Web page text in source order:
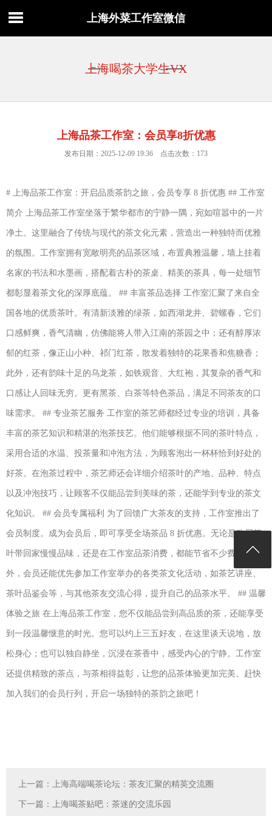
上海外菜工作室微信
上海喝茶大学生VX
上海品茶工作室：会员享8折优惠
发布日期：2025-12-09 19:36 点击次数：173
# 上海品茶工作室：开启品质茶韵之旅，会员专享 8 折优惠 ## 工作室
简介 上海品茶工作室坐落于繁华都市的宁静一隅，宛如喧嚣中的一片
净土。这里融合了传统与现代的茶文化元素，营造出一种独特而优雅
的氛围。工作室拥有宽敞明亮的品茶区域，布置典雅温馨，墙上挂着
名家的书法和水墨画，搭配着古朴的茶桌、精美的茶具，每一处细节
都彰显着茶文化的深厚底蕴。 ## 丰富茶品选择 工作室汇聚了来自全
国各地的优质茶叶。有清新淡雅的绿茶，如西湖龙井、碧螺春，它们
口感鲜爽，香气清幽，仿佛能将人带入江南的茶园之中；还有醇厚浓
郁的红茶，像正山小种、祁门红茶，散发着独特的花果香和焦糖香；
此外，还有韵味十足的乌龙茶，如铁观音、大红袍，其复杂的香气和
口感让人回味无穷。更有黑茶、白茶等特色茶品，满足不同茶友的口
味需求。 ## 专业茶艺服务 工作室的茶艺师都经过专业的培训，具备
丰富的茶艺知识和精湛的泡茶技艺。他们能够根据不同的茶叶特点，
采用合适的水温、投茶量和冲泡方法，为顾客泡出一杯杯恰到好处的
好茶。在泡茶过程中，茶艺师还会详细介绍茶叶的产地、品种、特点
以及冲泡技巧，让顾客不仅能品尝到美味的茶，还能学到专业的茶文
化知识。 ## 会员专属福利 为了回馈广大茶友的支持，工作室推出了
会员制度。成为会员后，即可享受全场茶品 8 折优惠。无论是购买茶
叶带回家慢慢品味，还是在工作室品茶消费，都能节省不少费用。此
外，会员还能优先参加工作室举办的各类茶文化活动，如茶艺讲座、
茶叶品鉴会等，与其他茶友交流心得，提升自己的品茶水平。 ## 温馨
体验之旅 在上海品茶工作室，您不仅能品尝到高品质的茶，还能享受
到一段温馨惬意的时光。您可以约上三五好友，在这里谈天说地，放
松身心；也可以独自静坐，沉浸在茶香中，感受内心的宁静。工作室
还提供精致的茶点，与茶相得益彰，让您的品茶体验更加完美。赶快
加入我们的会员行列，开启一场独特的茶韵之旅吧！
上一篇： 上海高端喝茶论坛：茶友汇聚的精英交流圈
下一篇： 上海喝茶贴吧：茶迷的交流乐园